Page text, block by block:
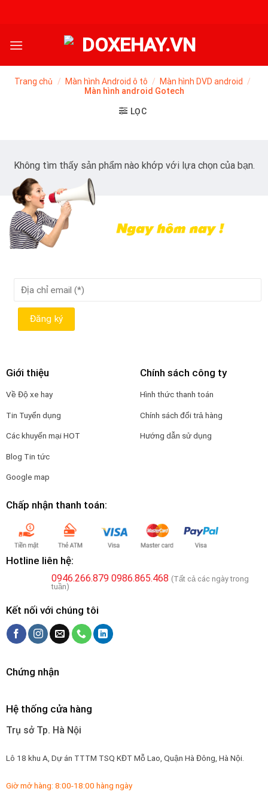
Trang chủ / Màn hình Android ô tô / Màn hình DVD android
/
Màn hình android Gotech
LỌC
Không tìm thấy sản phẩm nào khớp với lựa chọn của bạn.
Giới thiệu
Về Độ xe hay
Tin Tuyển dụng
Các khuyến mại HOT
Blog Tin tức
Google map
Chính sách công ty
Hình thức thanh toán
Chính sách đổi trả hàng
Hướng dẫn sử dụng
Chấp nhận thanh toán:
Hotline liên hệ:
0946.266.879 0986.865.468 (Tất cả các ngày trong
tuần)
Kết nối với chúng tôi
Chứng nhận
Hệ thống cửa hàng
Trụ sở Tp. Hà Nội
Lô 18 khu A, Dự án TTTM TSQ KĐT Mỗ Lao, Quận Hà Đông, Hà Nội.
Giờ mở hàng: 8:00-18:00 hàng ngày